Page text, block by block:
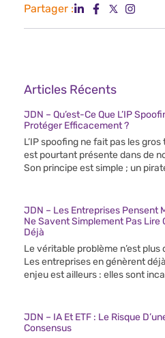
Partager :
Articles Récents
JDN – Qu’est-Ce Que L’IP
Protéger Efficacement ?
L’IP spoofing ne fait pas les
est pourtant présente dans de
Son principe est simple ; un
JDN – Les Entreprises Pensent
Ne Savent Simplement Pas Lire
Déjà
Le véritable problème n’est
Les entreprises en génèrent
enjeu est ailleurs : elles sont
JDN – IA Et ETF : Le Risque
Consensus